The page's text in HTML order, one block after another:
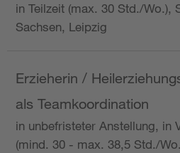
in Teilzeit (max. 30 Std./Wo.),
Sachsen, Leipzig
Erzieherin /
als Teamkoordination
in unbefristeter Anstellung, in
(mind. 30 - max. 38,5 Std./